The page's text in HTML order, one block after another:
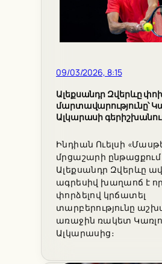
09/03/2026, 8:15
Ալեքսանդր Զվերևը
մարտավարությունը՝
Ալկարասի
Ինդիան Ուելսի
մրցաշարի ընթացքում
Ալեքսանդր Զվերևը
ագրեսիվ խաղաոճ է
փորձելով կրճատել
տարբերությունը
առաջին ռակետ
Ալկարասից։